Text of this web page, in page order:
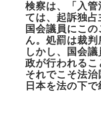
検察は、「入
ては、起訴独
国会議員にこ
ん。処罰は裁
しかし、国会
政が行われる
それでこそ法
日本を法の下